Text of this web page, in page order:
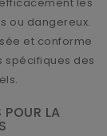
ou dangereux.
et conforme
spécifiques des
POUR LA